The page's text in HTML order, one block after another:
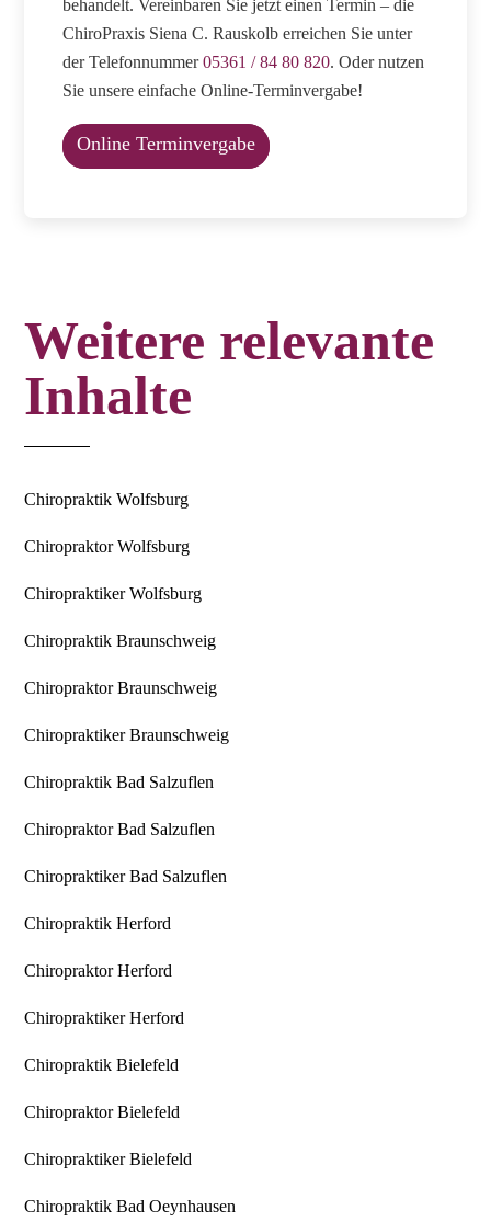
behandelt. Vereinbaren Sie jetzt einen Termin – die
ChiroPraxis Siena C. Rauskolb erreichen Sie unter
der Telefonnummer05361 / 84 80 820. Oder nutzen
Sie unsere einfache Online-Terminvergabe!
Online Terminvergabe
Weitere relevante
Inhalte
Chiropraktik Wolfsburg
Chiropraktor Wolfsburg
Chiropraktiker Wolfsburg
Chiropraktik Braunschweig
Chiropraktor Braunschweig
Chiropraktiker Braunschweig
Chiropraktik Bad Salzuflen
Chiropraktor Bad Salzuflen
Chiropraktiker Bad Salzuflen
Chiropraktik Herford
Chiropraktor Herford
Chiropraktiker Herford
Chiropraktik Bielefeld
Chiropraktor Bielefeld
Chiropraktiker Bielefeld
Chiropraktik Bad Oeynhausen